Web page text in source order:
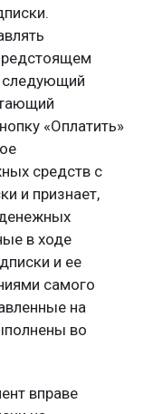
следующий
«Оплатить»
средств с
и признает,
в ходе
и ее
самого
на
во
вправе